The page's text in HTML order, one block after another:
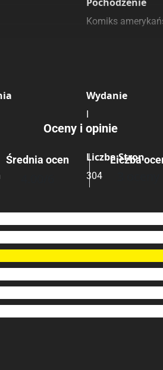
Komiks
Wydanie
I
Liczba Stron
304
Oceny i opinie
Średnia ocen Liczba